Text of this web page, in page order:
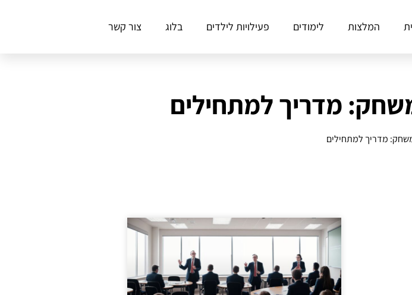
המלצות לימודים פעילויות לילדים בלוג צור קשר